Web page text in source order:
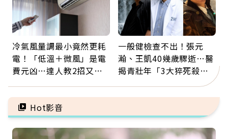
冷氣風量調最小竟然更耗
電！「低溫＋微風」是電
費元凶…達人教2招又涼
一般健檢查不出！張元
瀚、王凱40幾歲驟逝…醫
揭青壯年「3大猝死殺
手」：靠2檢查揪出9成地
雷
Hot影音